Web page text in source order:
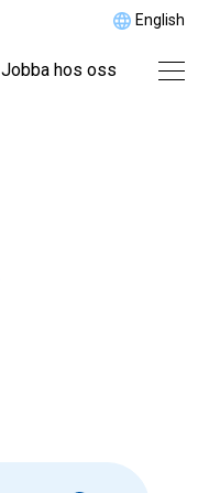
English
Jobba hos oss